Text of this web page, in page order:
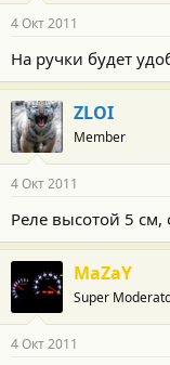
4 Окт 2011
На ручки будет
ZLOI
Member
4 Окт 2011
Реле высотой 5 см,
MaZaY
Super
4 Окт 2011